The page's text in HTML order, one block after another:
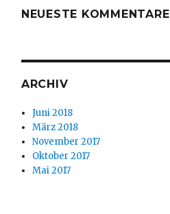
NEUESTE KOMMENTARE
ARCHIV
Juni 2018
März 2018
November 2017
Oktober 2017
Mai 2017